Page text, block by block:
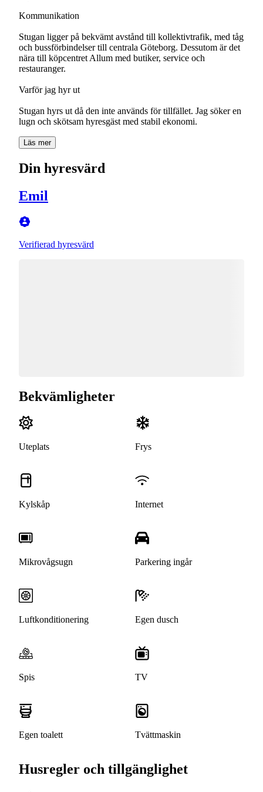
Kommunikation
Stugan ligger på bekvämt avstånd till kollektivtrafik, med tåg
och bussförbindelser till centrala Göteborg. Dessutom är det
nära till köpcentret Allum med butiker, service och
restauranger.
Varför jag hyr ut
Stugan hyrs ut då den inte används för tillfället. Jag söker en
lugn och skötsam hyresgäst med stabil ekonomi.
Läs mer
Din hyresvärd
Emil
Verifierad hyresvärd
Bekvämligheter
Uteplats Frys
Kylskåp Internet
Mikrovågsugn Parkering ingår
Luftkonditionering Egen dusch
Spis TV
Egen toalett Tvättmaskin
Husregler och tillgänglighet